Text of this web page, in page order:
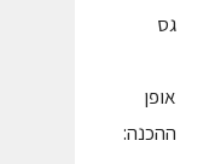
גס
אופן
ההכנה: